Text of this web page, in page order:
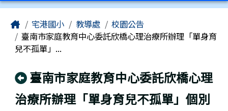
工具列
Home宅港國小 教導處
校園公告
臺南市家庭教育中心委託欣橋心理治療所辦理「單身育
兒不孤單」...
回上頁
臺南市家庭教育中心委託欣橋心理
治療所辦理「單身育兒不孤單」個別